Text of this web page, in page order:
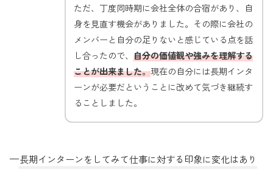
ただ、丁度同時期に会社全体の合宿があり、自
身を見直す機会がありました。その際に会社の
メンバーと自分の足りないと感じている点を話
し合ったので、 自分の価値観や強みを理解する
ことが出来ました。現在の自分には長期インタ
ーンが必要だということに改めて気づき継続す
ることしました。
—長期インターンをしてみて仕事に対する印象に変化はあり